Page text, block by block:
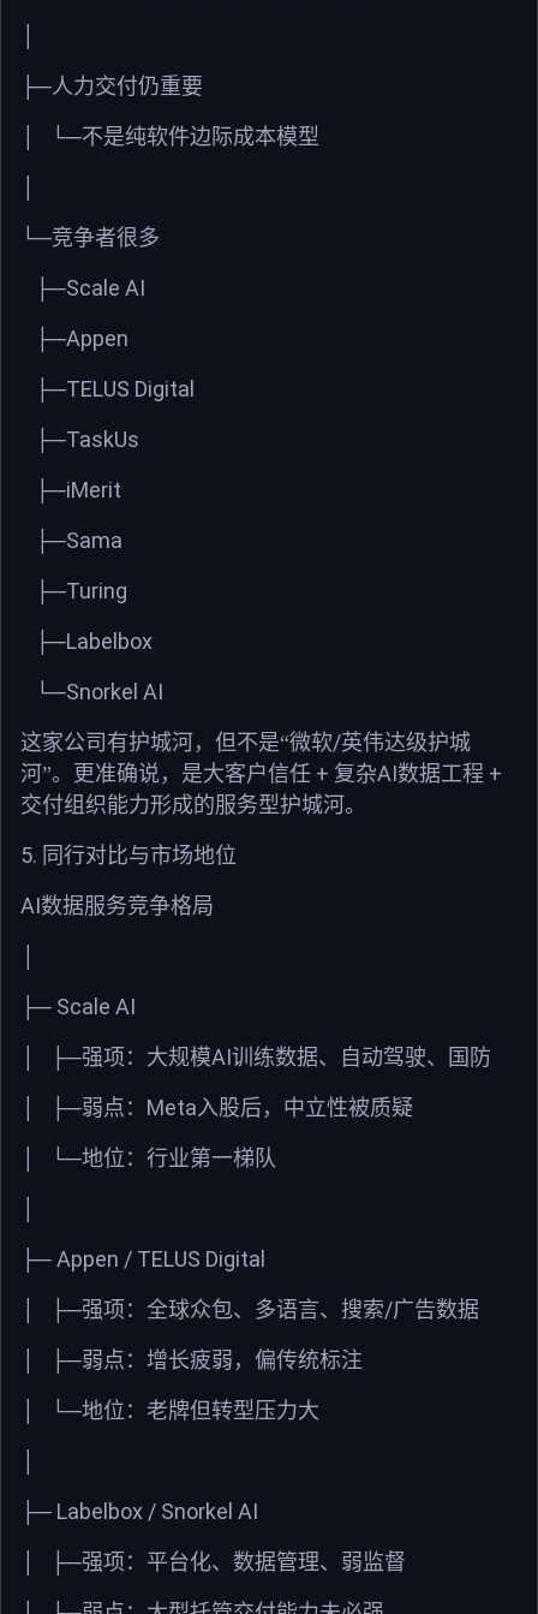
├─人力交付仍重要
└─不是纯软件边际成本模型
└─竞争者很多
├─Scale AI
├─Appen
├─TELUS Digital
├─TaskUs
├─iMerit
├─Sama
├─Turing
├─Labelbox
└─Snorkel AI
这家公司有护城河，但不是“微软/英伟达级护城
河”。更准确说，是大客户信任 + 复杂AI数据工程 +
交付组织能力形成的服务型护城河。
5. 同行对比与市场地位
AI数据服务竞争格局
├─ Scale AI
├─强项：大规模AI训练数据、自动驾驶、国防
├─弱点： Meta入股后，中立性被质疑
└─地位：行业第一梯队
├─ Appen / TELUS Digital
├─强项：全球众包、多语言、搜索/广告数据
├─弱点：增长疲弱，偏传统标注
└─地位：老牌但转型压力大
├─ Labelbox / Snorkel AI
├─强项：平台化、数据管理、弱监督